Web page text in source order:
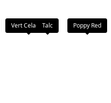
Vert CeladonTalc Poppy Red